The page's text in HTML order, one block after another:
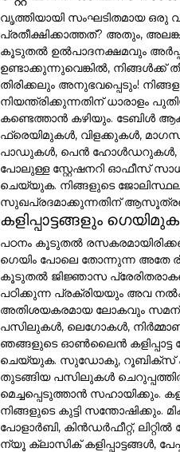
വൃത്തിയായി സംഘടിതമായ
പ്രതീക്ഷിക്കാത്തത്? അതും,
കൂടുതൽ ഉൽപാദനക്ഷമവും
ഉണ്ടാക്കുന്നുവെങ്കിൽ, നിങ്ങൾക്ക്
തിരിക്കലും അനുഭവപ്പെടും!
നിയന്ത്രിക്കുന്നതിന് ധാരാളം
കണ്ടെത്താൻ കഴിയും. ടേബിൾ
ഫ്രെയിമുകൾ, വിളക്കുകൾ,
പാഡുകൾ, പെൻ ഹോൾഡറുകൾ,
പോലുള്ള സ്റ്റേഷനറി ഓഫീസ്
ചെയ്യുക. നിങ്ങളുടെ
സുഖപ്രദമാക്കുന്നതിന്
കളിപ്പാട്ടങ്ങളും
പഠനം കൂടുതൽ
ഗെയിം പോലെ തോന്നുന്ന അതേ
കൂടുതൽ ജിജ്ഞാസ
പഠിക്കുന്ന പ്രക്രിയയും അവ
അതിശയകരമായ ലോകവും
പസിലുകൾ, ലെഗോകൾ,
ഞങ്ങളുടെ ഓൺലൈൻ കളിപ്പാട്ട
ചെയ്യുക. സുഡോകു, റൂബിക്സ്
തുടങ്ങിയ പസിലുകൾ
മെച്ചപ്പെടുത്താൻ സഹായിക്കും.
നിങ്ങളുടെ കുട്ടി സന്തോഷിക്കും.
പോളാർബി, കിൻഡർഫീറ്റ്,
ന്യൂ ക്ലാസിക് കളിപ്പാട്ടങ്ങൾ,